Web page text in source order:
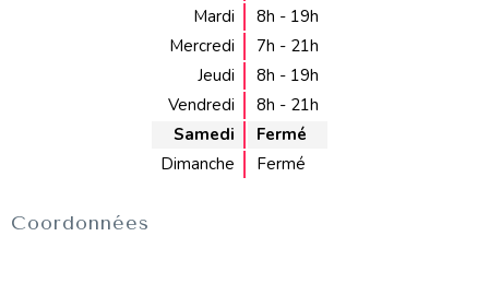
Mardi
8h - 19h
Mercredi
7h - 21h
Jeudi
8h - 19h
Vendredi
8h - 21h
Samedi
Fermé
Dimanche
Fermé
Coordonnées